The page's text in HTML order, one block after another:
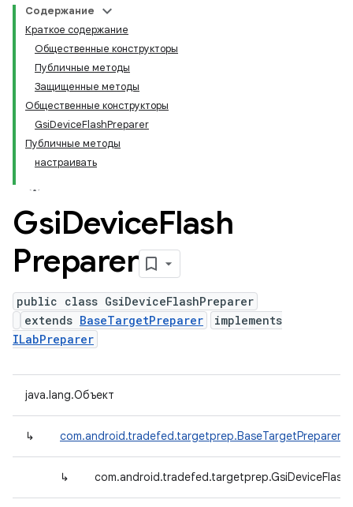
Содержание
Краткое содержание
Общественные конструкторы
Публичные методы
Защищенные методы
Общественные конструкторы
GsiDeviceFlashPreparer
Публичные методы
настраивать
GsiDeviceFlash
Preparer
public class GsiDeviceFlashPreparer
extends BaseTargetPreparer
implements
ILabPreparer
java.lang.Объект
↳ com.android.tradefed.targetprep.BaseTargetPreparer
↳